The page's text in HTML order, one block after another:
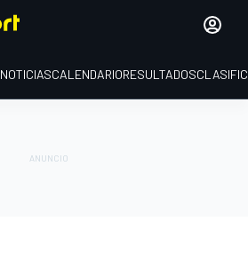
NOTICIASCALENDARIORESULTADOS